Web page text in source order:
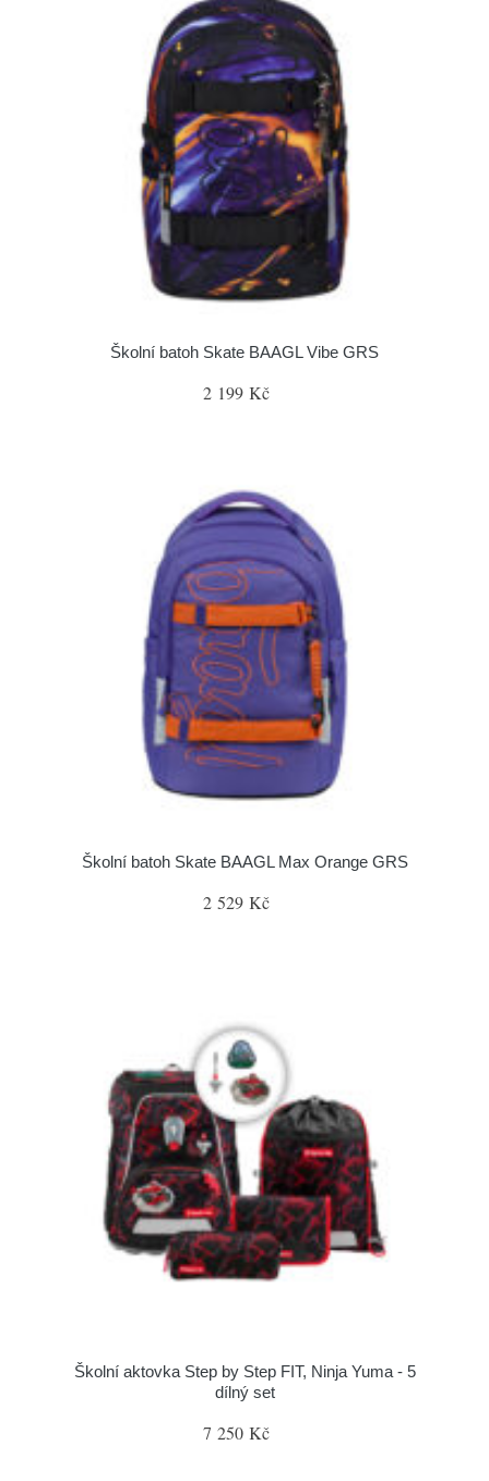
Školní batoh Skate BAAGL Vibe GRS
2 199 Kč
Školní batoh Skate BAAGL Max Orange GRS
2 529 Kč
Školní aktovka Step by Step FIT, Ninja Yuma - 5
dílný set
7 250 Kč